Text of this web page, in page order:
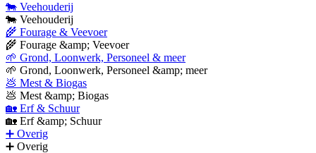
🐄 Veehouderij
🐄 Veehouderij
🌾 Fourage & Veevoer
🌾 Fourage &amp; Veevoer
🌱 Grond, Loonwerk, Personeel & meer
🌱 Grond, Loonwerk, Personeel &amp; meer
💩 Mest & Biogas
💩 Mest &amp; Biogas
🏡 Erf & Schuur
🏡 Erf &amp; Schuur
➕ Overig
➕ Overig